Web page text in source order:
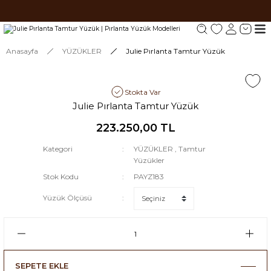
Tüm siparişlerde 1000 TL ve üzeri ücretsiz kargo. #3
Anasayfa YÜZÜKLER Julie Pırlanta Tamtur Yüzük
Stokta Var
Julie Pırlanta Tamtur Yüzük
223.250,00 TL
Kategori YÜZÜKLER ,Tamtur
Yüzükler
Stok Kodu
PAYZ183
Yüzük Ölçüsü
SEPETE EKLE